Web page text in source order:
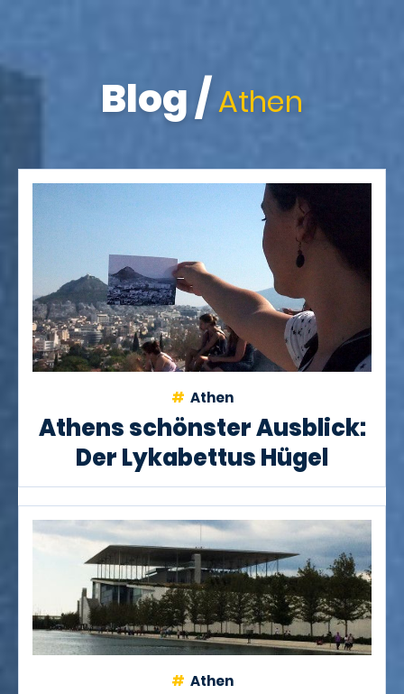
Blog/Athen
Athen
Athens schönster Ausblick:
Der Lykabettus Hügel
Athen